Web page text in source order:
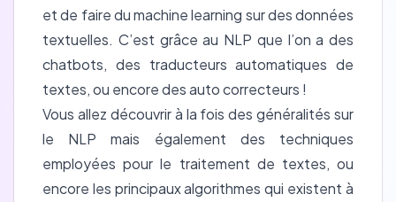
et de faire du machine learning sur des données
textuelles. C’est grâce au NLP que l’on a des
chatbots, des traducteurs automatiques de
textes, ou encore des auto correcteurs !
Vous allez découvrir à la fois des généralités sur
le NLP mais également des techniques
employées pour le traitement de textes, ou
encore les principaux algorithmes qui existent à